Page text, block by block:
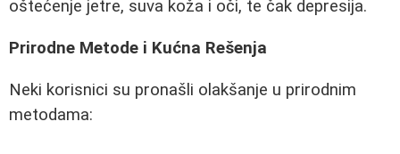
oštećenje jetre, suva koža i oči, te čak depresija.
Prirodne Metode i Kućna Rešenja
Neki korisnici su pronašli olakšanje u prirodnim
metodama: